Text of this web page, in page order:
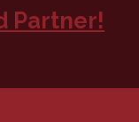
Partner!